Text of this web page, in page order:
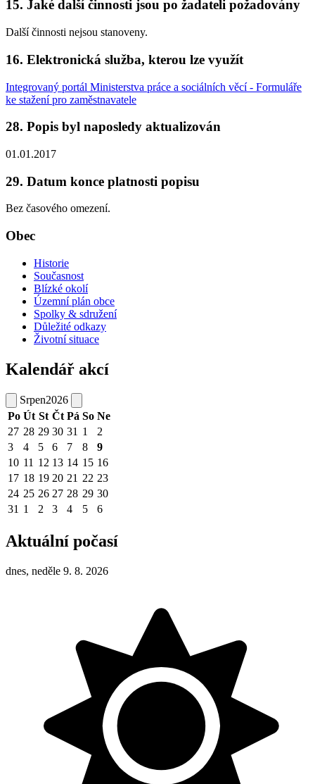
15. Jaké další činnosti jsou po žadateli požadovány
Další činnosti nejsou stanoveny.
16. Elektronická služba, kterou lze využít
Integrovaný portál Ministerstva práce a sociálních věcí - Formuláře
ke stažení pro zaměstnavatele
28. Popis byl naposledy aktualizován
01.01.2017
29. Datum konce platnosti popisu
Bez časového omezení.
Obec
Historie
Současnost
Blízké okolí
Územní plán obce
Spolky & sdružení
Důležité odkazy
Životní situace
Kalendář akcí
Srpen2026
Po Út St Čt Pá So Ne
27 28 29 30 31 1
2
3
4 5 6 7 8
9
10 11 12 13 14 15 16
17 18 19 20 21 22 23
24 25 26 27 28 29 30
31 1 2 3 4 5 6
Aktuální počasí
dnes, neděle 9. 8. 2026